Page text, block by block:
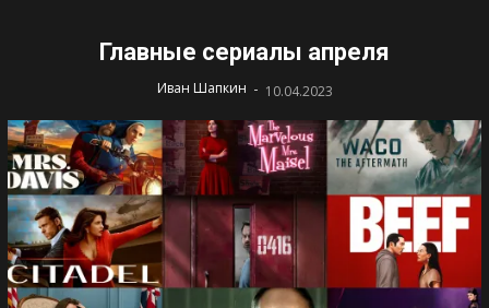
Главные сериалы апреля
Иван Шапкин - 10.04.2023